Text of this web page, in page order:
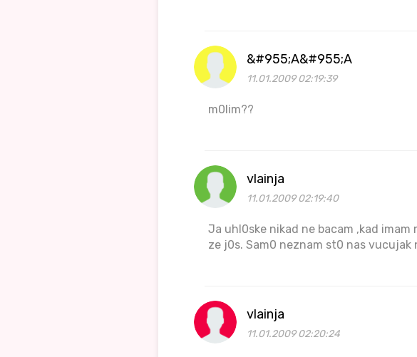
&#955;A&#955;A
11.01.2009 02:19:39
m0lim??
vlainja
11.01.2009 02:19:40
Ja uhl0ske nikad ne bacam ,kad
ze j0s. Sam0 neznam st0 nas vucujak
vlainja
11.01.2009 02:20:24